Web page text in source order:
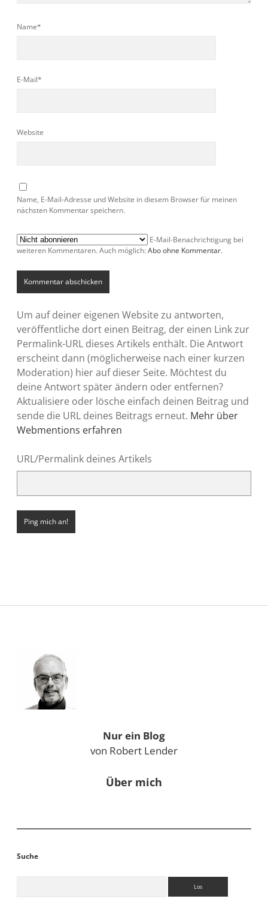
Name*
E-Mail*
Website
Name, E-Mail-Adresse und Website in diesem Browser für meinen
nächsten Kommentar speichern.
E-Mail-Benachrichtigung bei
weiteren Kommentaren. Auch möglich: Abo ohne Kommentar.
Um auf deiner eigenen Website zu antworten,
veröffentliche dort einen Beitrag, der einen Link zur
Permalink-URL dieses Artikels enthält. Die Antwort
erscheint dann (möglicherweise nach einer kurzen
Moderation) hier auf dieser Seite. Möchtest du
deine Antwort später ändern oder entfernen?
Aktualisiere oder lösche einfach deinen Beitrag und
sende die URL deines Beitrags erneut. Mehr über
Webmentions erfahren
URL/Permalink deines Artikels
Sidebar
Nur ein Blog
von Robert Lender
Über mich
Suche